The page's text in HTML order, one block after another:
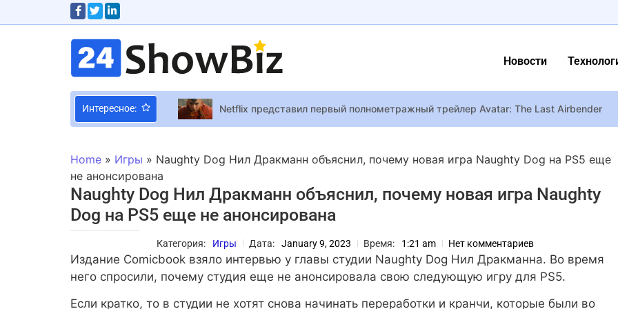
Новости
Интересное:
Netflix представил первый полнометражный трейлер Avatar: The Last Airbender
Геймеры на хайпе: на этой неделе CD Projekt RED может анонсировать третье
Драма на концерте «Бумбокса» – девушка случайно узнала на фото своего
Стратегия о Второй мировой Battleplan выйдет 14 июля, а приказы в ней рисуешь
Женщина обстреляла дом Рианны из винтовки, когда певица была дома
В 2025 году почти 80% разработчиков игр в Японии получили прибавку к
Горящий отель, жуткие медсестры и Пирамидоголовый: представлен тизер
KBank запустил ориентированный на ИИ и Web3 фонд на $100 млн
Home » Игры » Naughty Dog Нил Дракманн объяснил, почему новая игра Naughty Dog на PS5 еще
не анонсирована
Naughty Dog Нил Дракманн объяснил, почему новая игра Naughty
Dog на PS5 еще не анонсирована
Категория: Игры Дата: January 9, 2023 Время: 1:21 am Нет комментариев
Издание Сomicbook взяло интервью у главы студии Naughty Dog Нил Дракманна. Во время
него спросили, почему студия еще не анонсировала свою следующую игру для PS5.
Если кратко, то в студии не хотят снова начинать переработки и кранчи, которые были во